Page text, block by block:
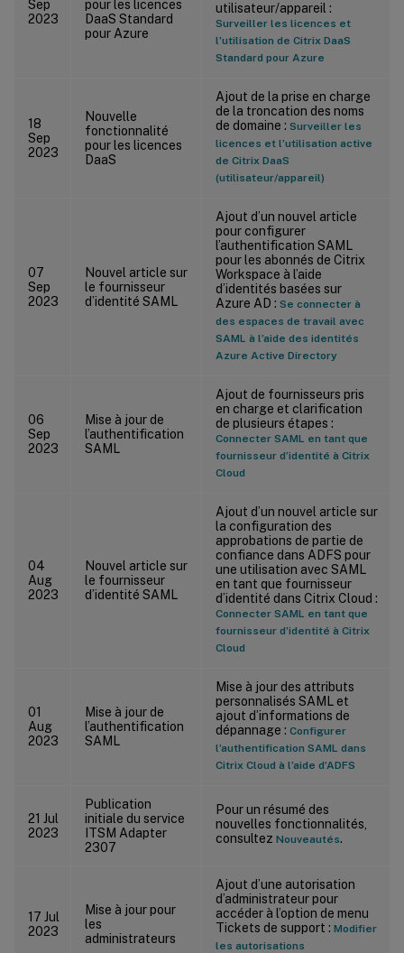
Sep
2023
pour les licences
DaaS Standard
pour Azure
utilisateur/appareil :
Surveiller les licences et
l’utilisation de Citrix DaaS
Standard pour Azure
18
Sep
2023
Nouvelle
fonctionnalité
pour les licences
DaaS
Ajout de la prise en charge
de la troncation des noms
de domaine : Surveiller les
licences et l’utilisation active
de Citrix DaaS
(utilisateur/appareil)
07
Sep
2023
Nouvel article sur
le fournisseur
d’identité SAML
Ajout d’un nouvel article
pour configurer
l’authentification SAML
pour les abonnés de Citrix
Workspace à l’aide
d’identités basées sur
Azure AD : Se connecter à
des espaces de travail avec
SAML à l’aide des identités
Azure Active Directory
06
Sep
2023
Mise à jour de
l’authentification
SAML
Ajout de fournisseurs pris
en charge et clarification
de plusieurs étapes :
Connecter SAML en tant que
fournisseur d’identité à Citrix
Cloud
04
Aug
2023
Nouvel article sur
le fournisseur
d’identité SAML
Ajout d’un nouvel article sur
la configuration des
approbations de partie de
confiance dans ADFS pour
une utilisation avec SAML
en tant que fournisseur
d’identité dans Citrix Cloud :
Connecter SAML en tant que
fournisseur d’identité à Citrix
Cloud
01
Aug
2023
Mise à jour de
l’authentification
SAML
Mise à jour des attributs
personnalisés SAML et
ajout d’informations de
dépannage : Configurer
l’authentification SAML dans
Citrix Cloud à l’aide d’ADFS
21 Jul
2023
Publication
initiale du service
ITSM Adapter
2307
Pour un résumé des
nouvelles fonctionnalités,
consultez Nouveautés.
17 Jul
2023
Mise à jour pour
les
administrateurs
Ajout d’une autorisation
d’administrateur pour
accéder à l’option de menu
Tickets de support : Modifier
les autorisations